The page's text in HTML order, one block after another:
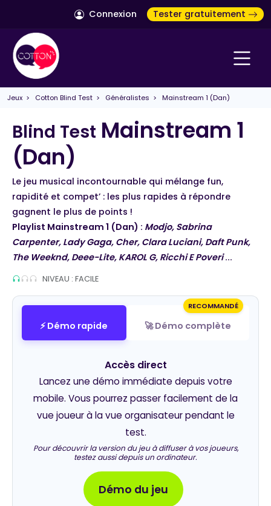
Connexion Tester gratuitement
Jeux > Cotton Blind Test > Généralistes > Mainstream 1 (Dan)
Blind Test Mainstream 1
(Dan)
Le jeu musical incontournable qui mélange fun,
rapidité et compet’ : les plus rapides à répondre
gagnent le plus de points !
Playlist Mainstream 1 (Dan) : Modjo, Sabrina
Carpenter, Lady Gaga, Cher, Clara Luciani, Daft Punk,
The Weeknd, Deee-Lite, KAROL G, Ricchi E Poveri...
NIVEAU : FACILE
⚡ Démo rapide
RECOMMANDÉ
🚀 Démo complète
Accès direct
Lancez une démo immédiate depuis votre
mobile. Vous pourrez passer facilement de la
vue joueur à la vue organisateur pendant le
test.
Pour découvrir la version du jeu à diffuser à vos joueurs,
testez aussi depuis un ordinateur.
Démo du jeu